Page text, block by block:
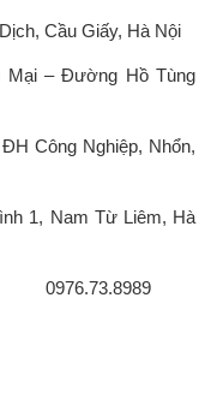
Cầu Giấy, Hà Nội
Mại – Đường Hồ Tùng
Công Nghiệp, Nhổn,
1, Nam Từ Liêm, Hà
0976.73.8989